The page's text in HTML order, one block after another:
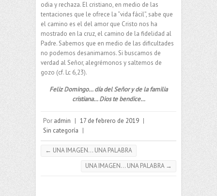
odia y rechaza. El cristiano, en medio de las
tentaciones que le ofrece la “vida fácil”, sabe que
el camino es el del amor que Cristo nos ha
mostrado en la cruz, el camino de la fidelidad al
Padre. Sabemos que en medio de las dificultades
no podemos desanimarnos. Si buscamos de
verdad al Señor, alegrémonos y saltemos de
gozo (cf. Lc 6,23).
Feliz Domingo… día del Señor y de la familia
cristiana… Dios te bendice…
Por admin 17 de febrero de 2019
Sin categoría
← UNA IMAGEN… UNA PALABRA
UNA IMAGEN… UNA PALABRA →